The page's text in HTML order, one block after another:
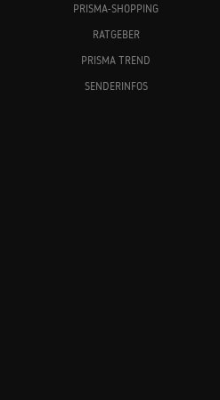
PRISMA-SHOPPING
RATGEBER
PRISMA TREND
SENDERINFOS